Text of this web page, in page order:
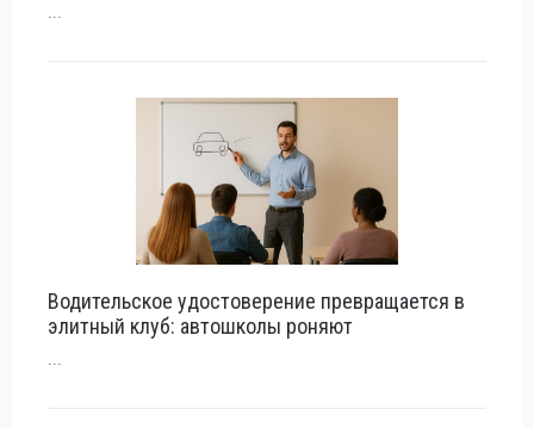
...
Водительское удостоверение превращается в
элитный клуб: автошколы роняют
...